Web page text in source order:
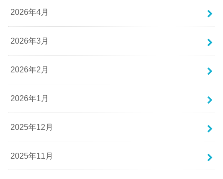
2026年4月
2026年3月
2026年2月
2026年1月
2025年12月
2025年11月